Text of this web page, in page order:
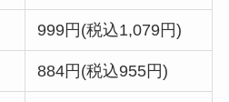
999円(税込1,079円)
884円(税込955円)